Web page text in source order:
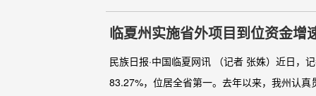
临夏州实施省外项目到位资金增
民族日报·中国临夏网讯 （记者 张姝）近日，
83.27%，位居全省第一。去年以来，我州认